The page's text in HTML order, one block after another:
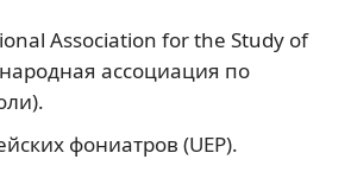
Association for the Study of
ассоциация по
фониатров (UEP).